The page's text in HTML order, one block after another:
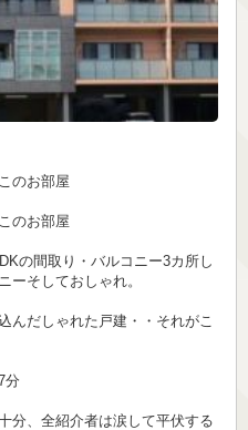
のお部屋
のお部屋
の間取り・バルコニー3カ所し
ーそしておしゃれ。
んだしゃれた戸建・・それがこ
分
分、全紹介者は涙して平伏する